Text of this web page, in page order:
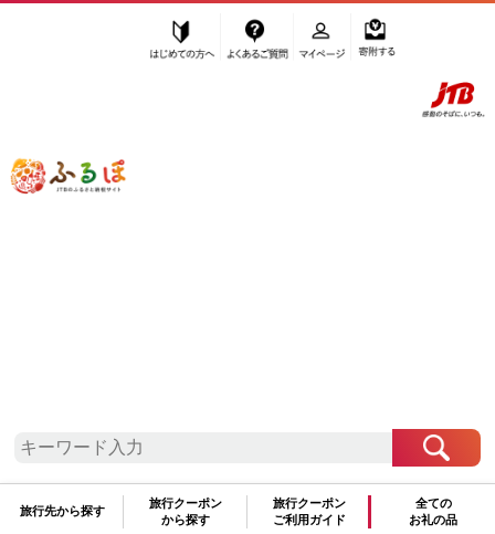
ふるぽ JTBのふるさと納税サイト
旅行先から探す
旅行クーポン
から探す
旅行クーポン
ご利用ガイド
全ての
お礼の品
「北海道函館市」はふるぽからお申込みをすること
はできません。